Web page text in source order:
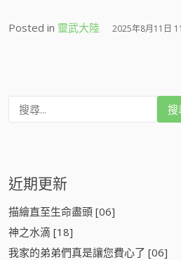
Posted in 靈武大陸 2025年8月11日
近期更新
描繪直至生命盡頭 [06]
神之水滴 [18]
我家的弟弟們真是讓您費心了 [06]